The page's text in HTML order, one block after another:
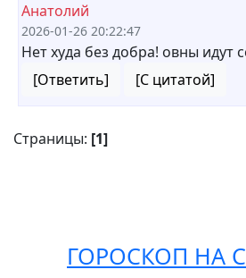
Анатолий
2026-01-26 20:22:47
Нет худа без добра! овны идут
[Ответить]
[С цитатой]
Страницы: [1]
ГОРОСКОП НА